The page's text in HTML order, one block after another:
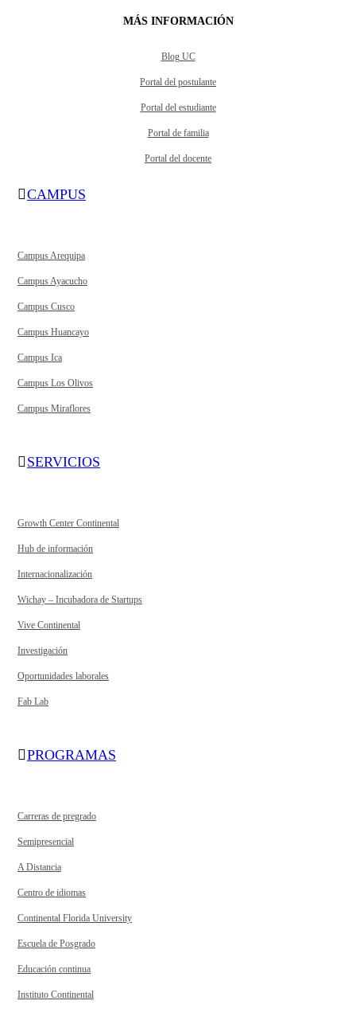
MÁS INFORMACIÓN
Blog UC
Portal del postulante
Portal del estudiante
Portal de familia
Portal del docente
CAMPUS
Campus Arequipa
Campus Ayacucho
Campus Cusco
Campus Huancayo
Campus Ica
Campus Los Olivos
Campus Miraflores
SERVICIOS
Growth Center Continental
Hub de información
Internacionalización
Wichay – Incubadora de Startups
Vive Continental
Investigación
Oportunidades laborales
Fab Lab
PROGRAMAS
Carreras de pregrado
Semipresencial
A Distancia
Centro de idiomas
Continental Florida University
Escuela de Posgrado
Educación continua
Instituto Continental